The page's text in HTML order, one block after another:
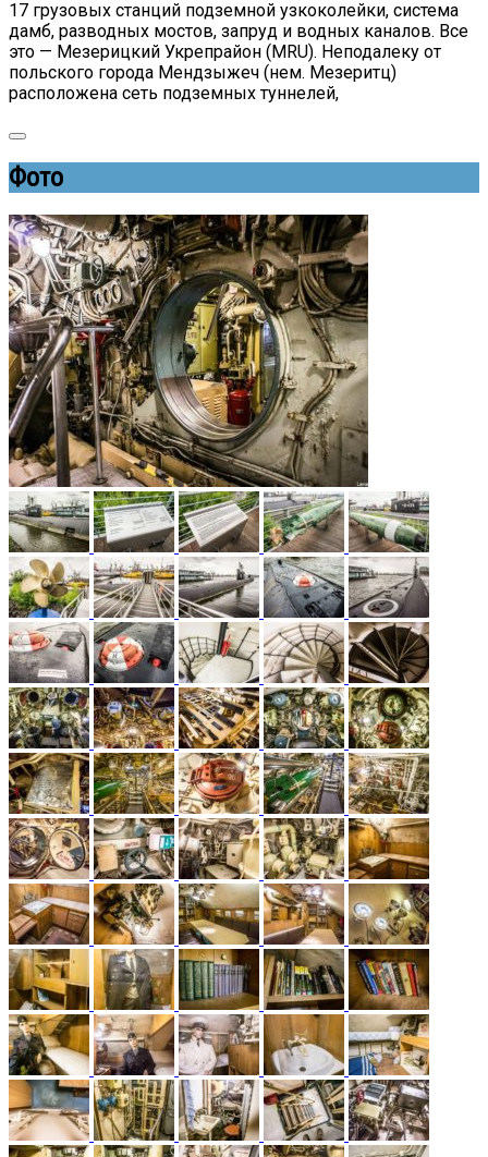
17 грузовых станций подземной узкоколейки, система
дамб, разводных мостов, запруд и водных каналов. Все
это — Мезерицкий Укрепрайон (MRU). Неподалеку от
польского города Мендзыжеч (нем. Мезеритц)
расположена сеть подземных туннелей,
Фото